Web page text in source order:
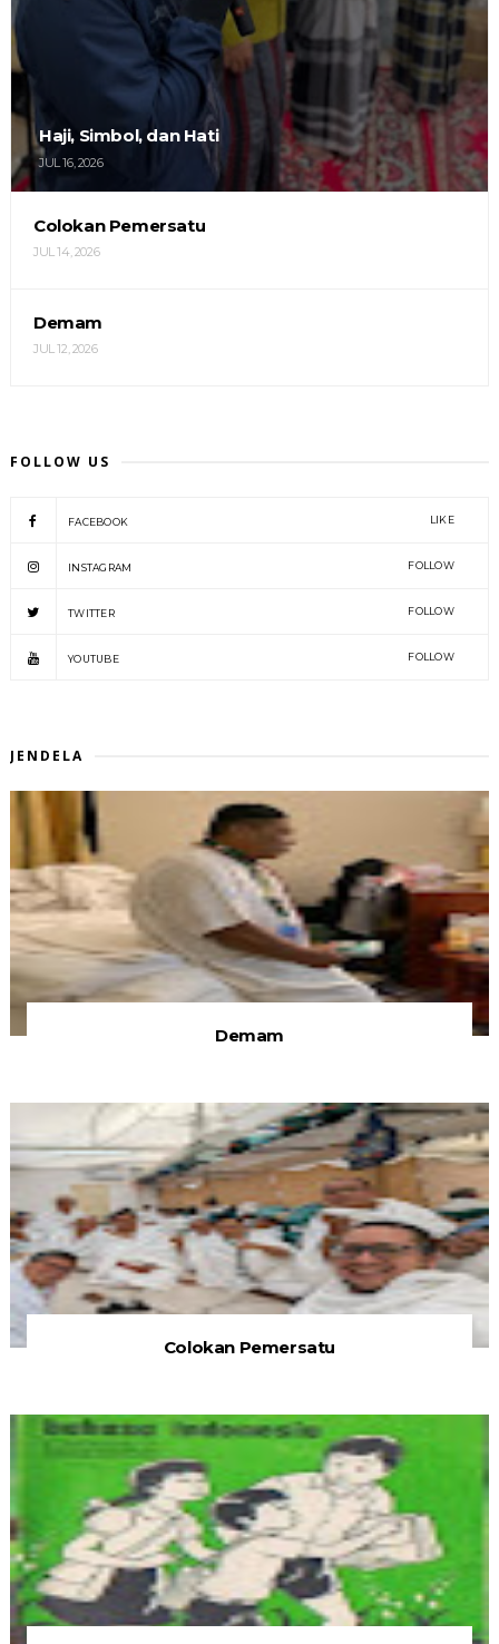
Haji, Simbol, dan Hati
JUL 16, 2026
Colokan Pemersatu
JUL 14, 2026
Demam
JUL 12, 2026
FOLLOW US
FACEBOOK LIKE
INSTAGRAM FOLLOW
TWITTER FOLLOW
YOUTUBE FOLLOW
JENDELA
Demam
Colokan Pemersatu